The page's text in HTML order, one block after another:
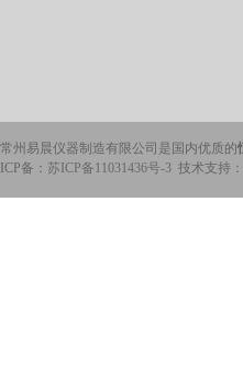
常州易晨仪器制造有限公司是国内优质的
ICP备： 苏ICP备11031436号-3 技术支持